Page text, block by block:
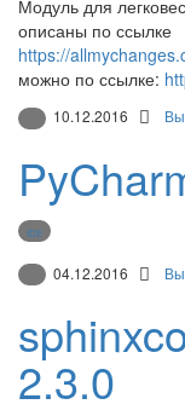
Модуль для
описаны по ссылке
https://
можно по ссылке:
10.12.2016
IDE
04.12.2016
2.3.0